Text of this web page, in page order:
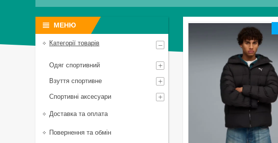
Категорії товарів
Одяг спортивний
Взуття спортивне
Спортивні аксесуари
Доставка та оплата
Повернення та обмін